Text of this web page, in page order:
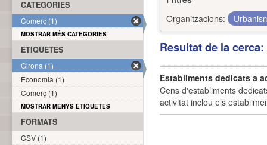
Organitzacions:
Resultat de la
Establiments dedicats a
Cens d'establiments
activitat inclou els
CATEGORIES
Comerç (1)
MOSTRAR MÉS CATEGORIES
ETIQUETES
Girona (1)
Economia (1)
Comerç (1)
MOSTRAR MENYS ETIQUETES
FORMATS
CSV (1)